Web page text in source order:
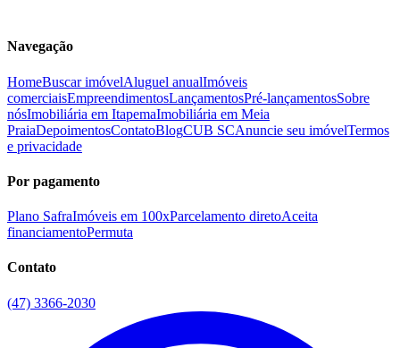
Navegação
HomeBuscar imóvelAluguel anualImóveis
comerciaisEmpreendimentosLançamentosPré-lançamentosSobre
nósImobiliária em ItapemaImobiliária em Meia
PraiaDepoimentosContatoBlogCUB SCAnuncie seu imóvelTermos
e privacidade
Por pagamento
Plano SafraImóveis em 100xParcelamento diretoAceita
financiamentoPermuta
Contato
(47) 3366-2030